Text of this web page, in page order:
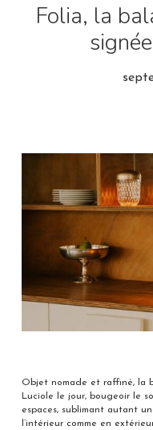
Folia, la
Objet nomade et raffiné, la
Luciole le jour, bougeoir le
espaces, sublimant autant
l’intérieur comme en